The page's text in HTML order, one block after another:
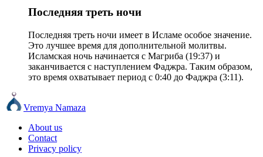
Последняя треть ночи
Последняя треть ночи имеет в Исламе особое значение.
Это лучшее время для дополнительной молитвы.
Исламская ночь начинается с Магриба (19:37) и
заканчивается с наступлением Фаджра. Таким образом,
это время охватывает период с 0:40 до Фаджра (3:11).
Vremya Namaza
About us
Contact
Privacy policy